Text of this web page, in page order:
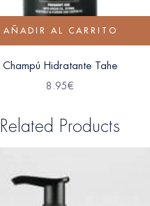
AÑADIR AL CARRITO
Champú Hidratante Tahe
8.95€
Related Products